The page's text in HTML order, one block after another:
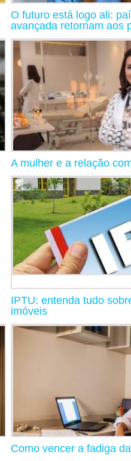
O futuro está logo ali:
avançada retornam aos
A mulher e a relação
IPTU: entenda tudo
imóveis
Como vencer a fadiga